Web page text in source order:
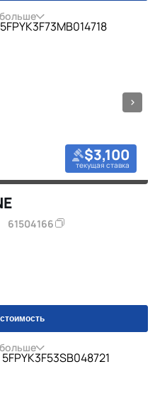
$3,100
текущая ставка
61504166